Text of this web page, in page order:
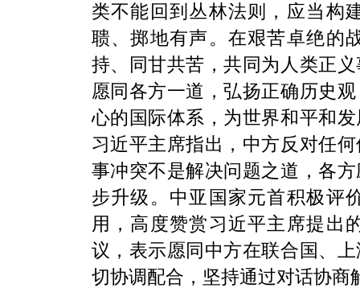
类不能回到丛林法则，应当构
聩、掷地有声。在艰苦卓绝的
持、同甘共苦，共同为人类正
愿同各方一道，弘扬正确历史
心的国际体系，为世界和平和
习近平主席指出，中方反对任
事冲突不是解决问题之道，各
步升级。中亚国家元首积极评
用，高度赞赏习近平主席提出
议，表示愿同中方在联合国、
切协调配合，坚持通过对话协